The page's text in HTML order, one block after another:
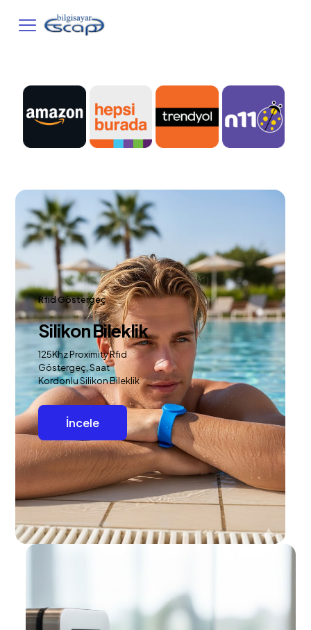
Rfıd Göstergeç
Silikon Bileklik
125Khz Proximity Rfıd
Göstergeç, Saat
Kordonlu Silikon Bileklik
İncele